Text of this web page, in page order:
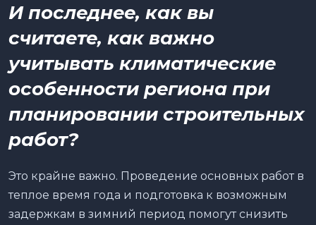
И последнее, как вы
считаете, как важно
учитывать климатические
особенности региона при
планировании строительных
работ?
Это крайне важно. Проведение основных работ в
теплое время года и подготовка к возможным
задержкам в зимний период помогут снизить